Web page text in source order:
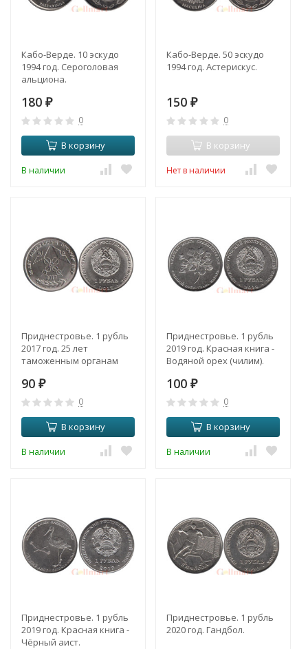
Кабо-Верде. 10 эскудо
1994 год. Сероголовая
альциона.
180 ₽
0
В корзину
В наличии
Кабо-Верде. 50 эскудо
1994 год. Астерискус.
150 ₽
0
В корзину
Нет в наличии
Приднестровье. 1 рубль
2017 год. 25 лет
таможенным органам
90 ₽
0
В корзину
В наличии
Приднестровье. 1 рубль
2019 год. Красная книга -
Водяной орех (чилим).
100 ₽
0
В корзину
В наличии
Приднестровье. 1 рубль
2019 год. Красная книга -
Чёрный аист.
Приднестровье. 1 рубль
2020 год. Гандбол.